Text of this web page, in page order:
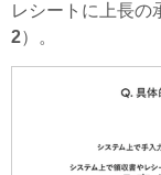
レシートに上長の
2）。